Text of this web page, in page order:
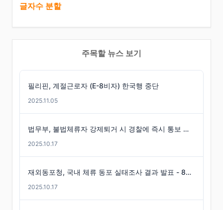
글자수 분할
주목할 뉴스 보기
필리핀, 계절근로자 (E-8비자) 한국행 중단
2025.11.05
법무부, 불법체류자 강제퇴거 시 경찰에 즉시 통보 제도 마련
2025.10.17
재외동포청, 국내 체류 동포 실태조사 결과 발표 - 86만 명 체류 통계 발표
2025.10.17